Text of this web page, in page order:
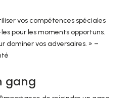
vos compétences spéciales
pour les moments opportuns.
dominer vos adversaires. » –
gang